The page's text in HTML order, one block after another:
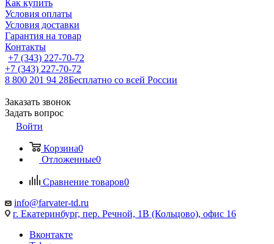
Как купить
Условия оплаты
Условия доставки
Гарантия на товар
Контакты
+7 (343) 227-70-72
+7 (343) 227-70-72
8 800 201 94 28Бесплатно со всей России
Заказать звонок
Задать вопрос
Войти
Корзина0
Отложенные0
Сравнение товаров0
info@farvater-td.ru
г. Екатеринбург, пер. Речной, 1В (Кольцово), офис 16
Вконтакте